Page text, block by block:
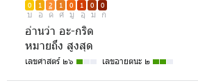
0 1 2 1 0 1 0 0
บ อ ด ศ มู อุ ม ก
อ่านว่า อะ-กริด
หมายถึง สูงสุด
เลขศาสตร์ ๒๖ เลขอายตนะ ๒